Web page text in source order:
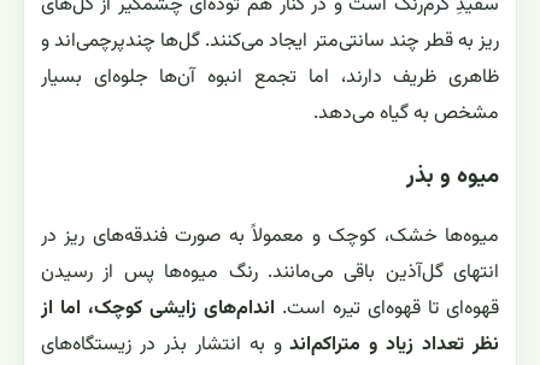
ریز به قطر چند سانتی‌متر ایجاد می‌کنند. گل‌ها چندپرچمی‌اند و
ظاهری ظریف دارند، اما تجمع انبوه آن‌ها جلوه‌ای بسیار
مشخص به گیاه می‌دهد.
میوه و بذر
میوه‌ها خشک، کوچک و معمولاً به صورت فندقه‌های ریز در
انتهای گل‌آذین باقی می‌مانند. رنگ میوه‌ها پس از رسیدن
قهوه‌ای تا قهوه‌ای تیره است. اندام‌های زایشی کوچک، اما از
نظر تعداد زیاد و متراکم‌اندو به انتشار بذر در زیستگاه‌های